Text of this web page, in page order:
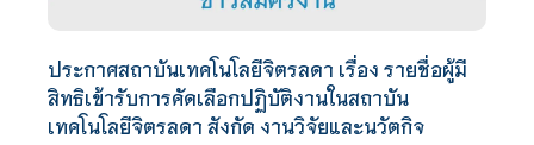
ประกาศสถาบันเทคโนโลยีจิตรลดา เรื่อง รายชื่อผู้มี
สิทธิเข้ารับการคัดเลือกปฏิบัติงานในสถาบัน
เทคโนโลยีจิตรลดา สังกัด งานวิจัยและนวัตกิจ